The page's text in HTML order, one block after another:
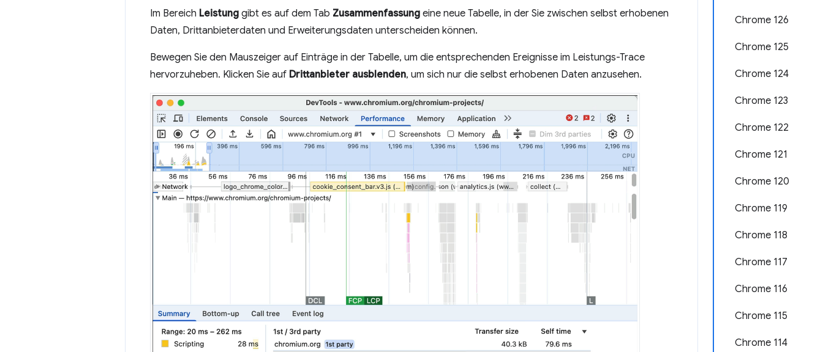
Chrome 126
Chrome 125
Chrome 124
Chrome 123
Chrome 122
Chrome 121
Chrome 120
Chrome 119
Chrome 118
Chrome 117
Chrome 116
Chrome 115
Chrome 114
Im Bereich Leistung gibt es auf dem Tab Zusammenfassung eine neue Tabelle, in der Sie zwischen selbst erhobenen
Daten, Drittanbieterdaten und Erweiterungsdaten unterscheiden können.
Bewegen Sie den Mauszeiger auf Einträge in der Tabelle, um die entsprechenden Ereignisse im Leistungs-Trace
hervorzuheben. Klicken Sie auf Drittanbieter ausblenden, um sich nur die selbst erhobenen Daten anzusehen.